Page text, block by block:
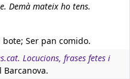
Demà mateix ho tens.
bote; Ser pan comido.
Locucions, frases fetes i
Barcanova.